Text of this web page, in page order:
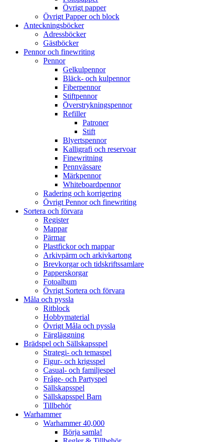
Övrigt papper
Övrigt Papper och block
Anteckningsböcker
Adressböcker
Gästböcker
Pennor och finewriting
Pennor
Gelkulpennor
Bläck- och kulpennor
Fiberpennor
Stiftpennor
Överstrykningspennor
Refiller
Patroner
Stift
Blyertspennor
Kalligrafi och reservoar
Finewritning
Pennvässare
Märkpennor
Whiteboardpennor
Radering och korrigering
Övrigt Pennor och finewriting
Sortera och förvara
Register
Mappar
Pärmar
Plastfickor och mappar
Arkivpärm och arkivkartong
Brevkorgar och tidskriftssamlare
Papperskorgar
Fotoalbum
Övrigt Sortera och förvara
Måla och pyssla
Ritblock
Hobbymaterial
Övrigt Måla och pyssla
Färgläggning
Brädspel och Sällskapsspel
Strategi- och temaspel
Figur- och krigsspel
Casual- och familjespel
Fråge- och Partyspel
Sällskapsspel
Sällskapsspel Barn
Tillbehör
Warhammer
Warhammer 40,000
Börja samla!